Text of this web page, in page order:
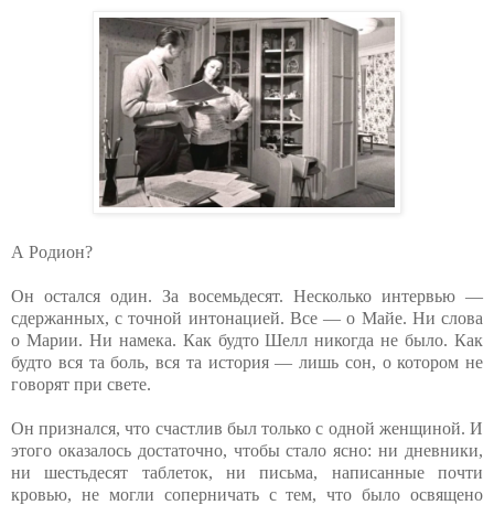
А Родион?
Он остался один. За восемьдесят. Несколько интервью —
сдержанных, с точной интонацией. Все — о Майе. Ни слова
о Марии. Ни намека. Как будто Шелл никогда не было. Как
будто вся та боль, вся та история — лишь сон, о котором не
говорят при свете.
Он признался, что счастлив был только с одной женщиной. И
этого оказалось достаточно, чтобы стало ясно: ни дневники,
ни шестьдесят таблеток, ни письма, написанные почти
кровью, не могли соперничать с тем, что было освящено